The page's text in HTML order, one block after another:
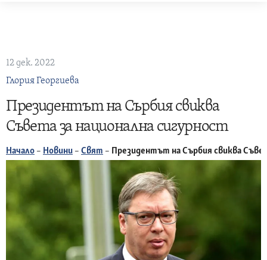
12 дек. 2022
Глория Георгиева
Президентът на Сърбия свиква
Съвета за национална сигурност
Начало – Новини – Свят – Президентът на Сърбия свиква